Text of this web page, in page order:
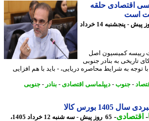
حلقه
63 روز پیش - پنجشنبه 14 خرداد
کمیسیون اصل
به بنادر جنوبی
به شرایط محاصره دریایی، - باید با هم افزایی
-جنوب-دیپلماسی اقتصادی-بنادر -جنوبی
بورس کالا
-
65 روز پیش - سه شنبه 12 خرداد 1405،